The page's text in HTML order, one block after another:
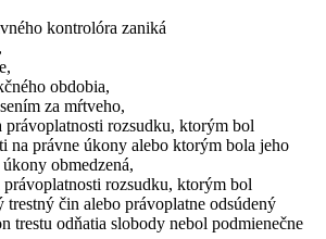
kontrolóra zaniká
obdobia,
za mŕtveho,
právoplatnosti rozsudku, ktorým bol
na právne úkony alebo ktorým bola jeho
obmedzená,
rozsudku, ktorým bol
trestný čin alebo právoplatne odsúdený
trestu odňatia slobody nebol podmienečne